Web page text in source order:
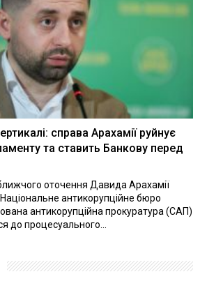
справа Арахамії руйнує
та ставить Банкову перед
оточення Давида Арахамії
антикорупційне бюро
антикорупційна прокуратура (САП)
до процесуального...